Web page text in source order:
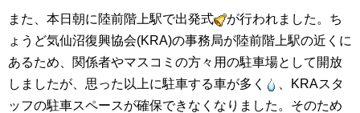
また、本日朝に陸前階上駅で出発式
が行われました。ち
ょうど気仙沼復興協会(KRA)の事務局が陸前階上駅の近くに
あるため、関係者やマスコミの方々用の駐車場として開放
しましたが、思った以上に駐車する車が多く
、KRAスタ
ッフの駐車スペースが確保できなくなりました。そのため
被災者支援活動【休止中】
港町の縫いっ娘ぶらぐ
港町の編みっ娘ぶらぐ
編みっ娘たち紹介